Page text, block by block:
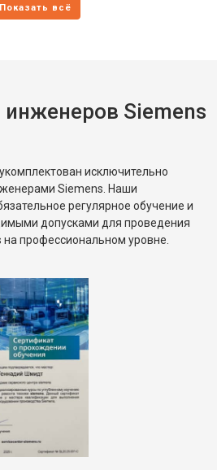
Siemens
исключительно
Siemens. Наши
регулярное обучение и
допусками для проведения
профессиональном уровне.